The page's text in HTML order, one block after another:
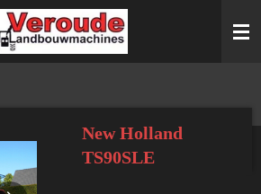
New Holland
TS90SLE